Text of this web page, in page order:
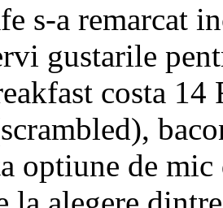
s-a remarcat
gustarile
costa 14
optiune de